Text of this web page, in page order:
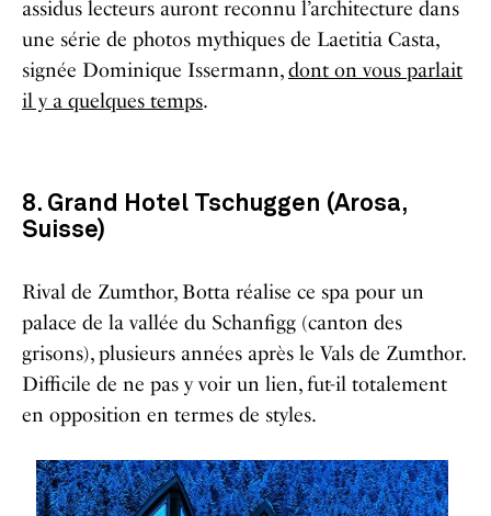
assidus lecteurs auront reconnu l’architecture dans
une série de photos mythiques de Laetitia Casta,
signée Dominique Issermann,dont on vous parlait
il y a quelques temps.
8. Grand Hotel Tschuggen (Arosa,
Suisse)
Rival de Zumthor, Botta réalise ce spa pour un
palace de la vallée du Schanfigg (canton des
grisons), plusieurs années après le Vals de Zumthor.
Difficile de ne pas y voir un lien, fut-il totalement
en opposition en termes de styles.